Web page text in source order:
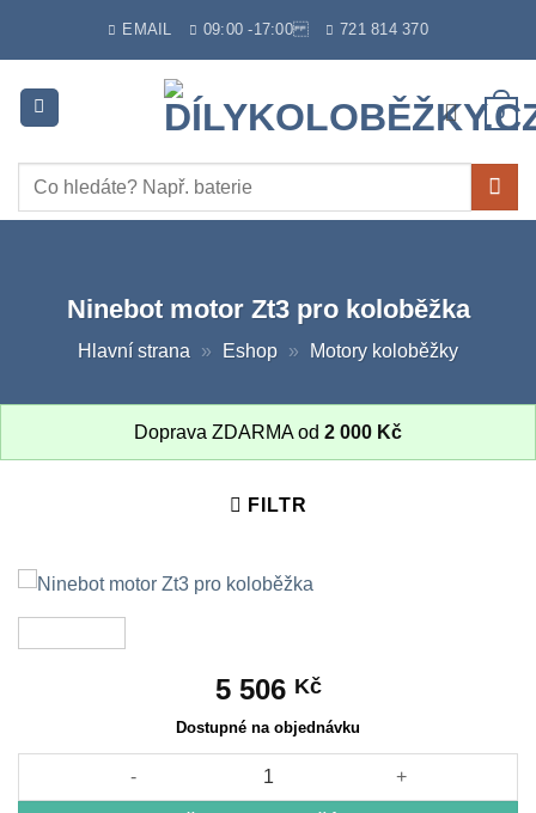
EMAIL 09:00 -17:00 721 814 370
0
Hledat:
Ninebot motor Zt3 pro koloběžka
Hlavní strana » Eshop » Motory koloběžky
Doprava ZDARMA od 2 000 Kč
FILTR
5 506 Kč
Dostupné na objednávku
Ninebot motor Zt3 pro koloběžka množství